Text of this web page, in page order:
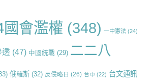
國會濫權 (348) 一中憲法 (24)
透 (47) 中國統戰 (29) 二二八
俄羅斯 (32) 反侵略日 (26) 台中 (22) 台文通訊